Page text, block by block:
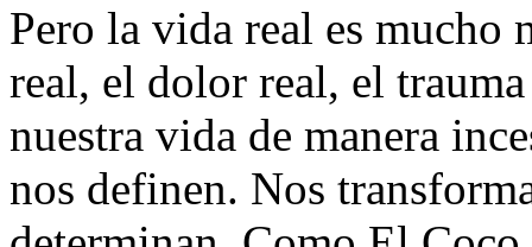
Pero la vida real es
real, el dolor real, el
nuestra vida de manera
nos definen. Nos